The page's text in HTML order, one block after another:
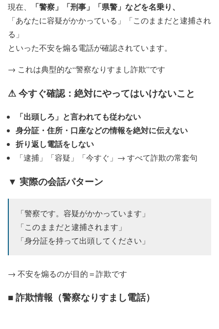
現在、 「警察」「刑事」「県警」などを名乗り、
「あなたに容疑がかかっている」「このままだと逮捕され
る」
といった不安を煽る電話が確認されています。
→ これは典型的な“警察なりすまし詐欺”です
⚠ 今すぐ確認：絶対にやってはいけないこと
「出頭しろ」と言われても従わない
身分証・住所・口座などの情報を絶対に伝えない
折り返し電話をしない
「逮捕」「容疑」「今すぐ」→ すべて詐欺の常套句
▼ 実際の会話パターン
「警察です。容疑がかかっています」
「このままだと逮捕されます」
「身分証を持って出頭してください」
→ 不安を煽るのが目的＝詐欺です
■ 詐欺情報（警察なりすまし電話）